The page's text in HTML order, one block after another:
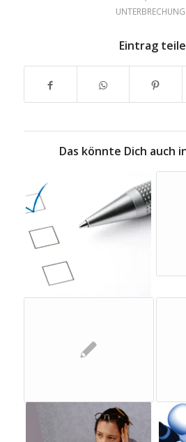
Eintrag
Das könnte Dich auch